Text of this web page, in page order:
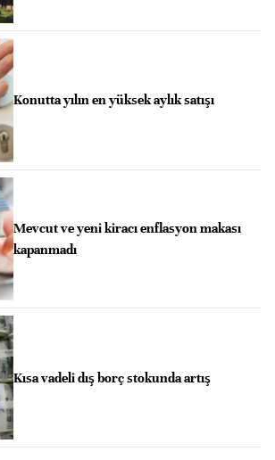
Konutta yılın en yüksek aylık satışı
Mevcut ve yeni kiracı enflasyon makası
kapanmadı
Kısa vadeli dış borç stokunda artış